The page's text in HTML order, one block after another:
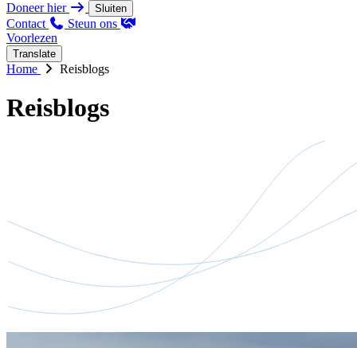
Doneer hier Sluiten
Contact
Steun ons
Voorlezen
Translate
Home Reisblogs
Reisblogs